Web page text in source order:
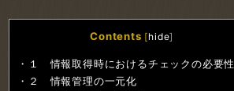
Contents [hide]
１ 情報取得時におけるチェックの必要性
２ 情報管理の一元化